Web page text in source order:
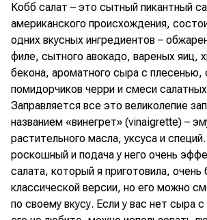
Кобб салат – это сытный пикантный
американского происхождения,
одних вкусных ингредиентов –
филе, сытного авокадо, вареных яиц,
бекона, ароматного сыра с плесенью,
помидорчиков черри и смеси
Заправляется все это великолепие
названием «винегрет» (vinaigrette) –
растительного масла, уксуса и
роскошный и подача у него очень
салата, который я приготовила, очень
классической версии, но его можно
по своему вкусу. Если у вас нет сыра